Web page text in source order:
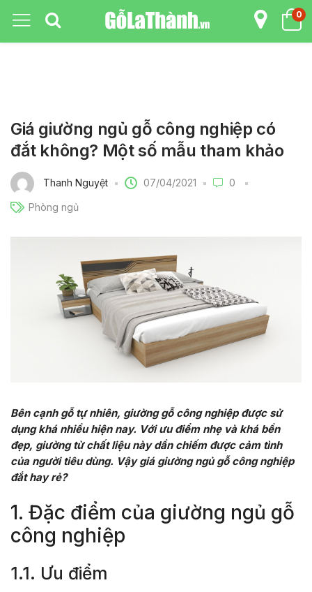
0
Giá giường ngủ gỗ công nghiệp có
đắt không? Một số mẫu tham khảo
Thanh Nguyệt 07/04/2021 0
Phòng ngủ
Bên cạnh gỗ tự nhiên, giường gỗ công nghiệp được sử
dụng khá nhiều hiện nay. Với ưu điểm nhẹ và khá bền
đẹp, giường từ chất liệu này dần chiếm được cảm tình
của người tiêu dùng. Vậy giá giường ngủ gỗ công nghiệp
đắt hay rẻ?
1. Đặc điểm của giường ngủ gỗ
công nghiệp
1.1. Ưu điểm